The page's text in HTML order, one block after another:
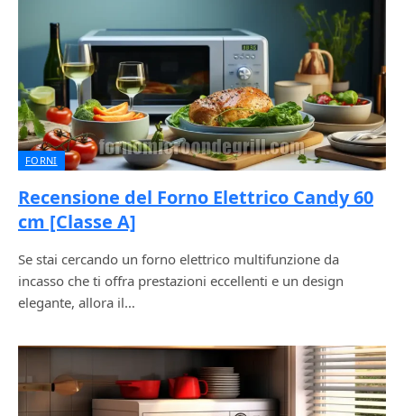
FORNI
Recensione del Forno Elettrico Candy 60
cm [Classe A]
Se stai cercando un forno elettrico multifunzione da
incasso che ti offra prestazioni eccellenti e un design
elegante, allora il…